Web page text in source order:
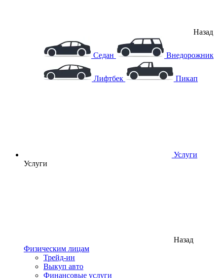
Назад
Седан Внедорожник
Лифтбек Пикап
Услуги
Услуги
Назад
Физическим лицам
Трейд-ин
Выкуп авто
Финансовые услуги